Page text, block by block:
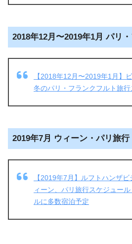
2018年12月〜2019年1月 パリ
【2018年12月〜2019年1月】
冬のパリ・フランクフルト旅
2019年7月 ウィーン・パリ旅行
【2019年7月】ルフトハンザ
ィーン、パリ旅行スケジュー
ルに多数宿泊予定